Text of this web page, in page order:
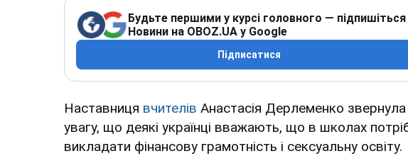
Будьте першими у курсі головного — підпишіться
Новини на OBOZ.UA у Google
Підписатися
Наставниця вчителів Анастасія Дерлеменко звернула
увагу, що деякі українці вважають, що в школах
викладати фінансову грамотність і сексуальну освіту.